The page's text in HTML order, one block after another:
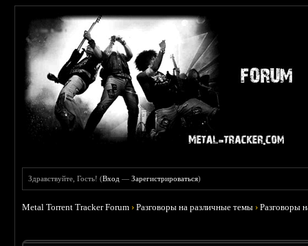
Здравствуйте, Гость! (Вход —Зарегистрироваться)
Metal Torrent Tracker Forum ›Разговоры на различные темы ›Разговоры